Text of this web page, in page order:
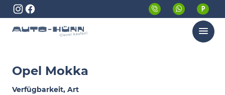
Menü
Opel Mokka
Verfügbarkeit, Art